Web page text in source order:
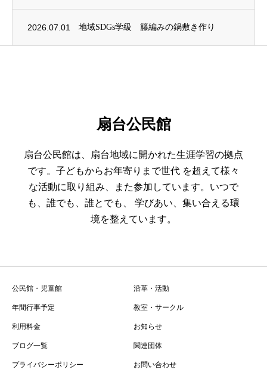
2026.07.01 地域SDGs学級 籐編みの鍋敷き作り
扇台公民館
扇台公民館は、扇台地域に開かれた生涯学習の拠点
です。子どもからお年寄りまで世代 を超えて様々
な活動に取り組み、また参加しています。いつで
も、誰でも、誰とでも、 学びあい、集い合える環
境を整えています。
公民館・児童館 沿革・活動
年間行事予定 教室・サークル
利用料金 お知らせ
ブログ一覧 関連団体
プライバシーポリシー お問い合わせ